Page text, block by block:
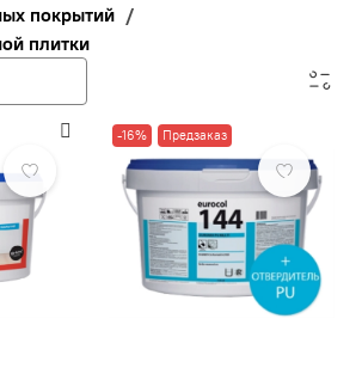
покрытий
плитки
-16% Предзаказ